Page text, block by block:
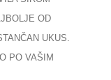
OD
UKUS.
PO VAŠIM